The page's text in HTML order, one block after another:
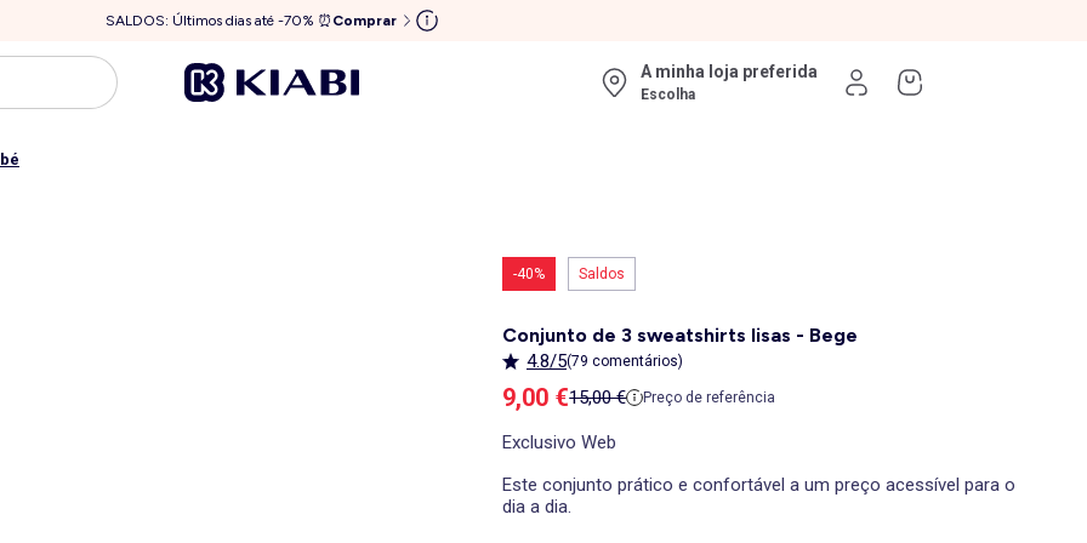
SALDOS: Últimos dias até -70% ⏰ Comprar
A minha loja preferida
Escolha
-40% Saldos
Conjunto de 3 sweatshirts lisas - Bege
4.8/5(79 comentários)
Preço de venda
9,00 €Preço de referência
15,00 € Preço de referência
Exclusivo Web
Este conjunto prático e confortável a um preço acessível para o
dia a dia.